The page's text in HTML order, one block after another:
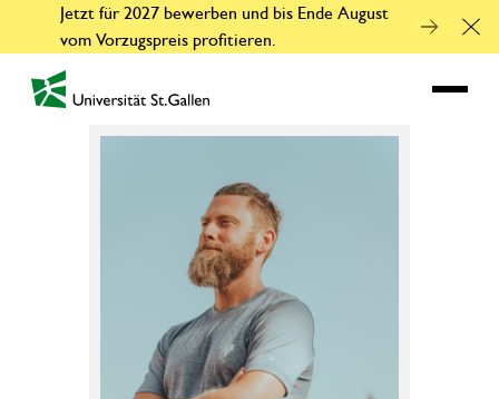
Jetzt für 2027 bewerben und bis Ende August
vom Vorzugspreis profitieren.
zur Startseite